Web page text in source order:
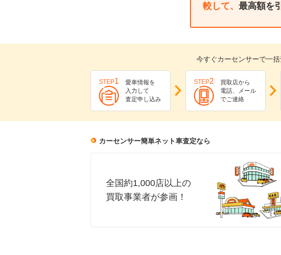
較して、 最高額を
今すぐカーセンサーで一
STEP1
愛車情報を
入力して
査定申し込み
STEP2
買取店から
電話、メール
でご連絡
カーセンサー簡単ネット車査定なら
全国約1,000店以上の
買取事業者が参画！